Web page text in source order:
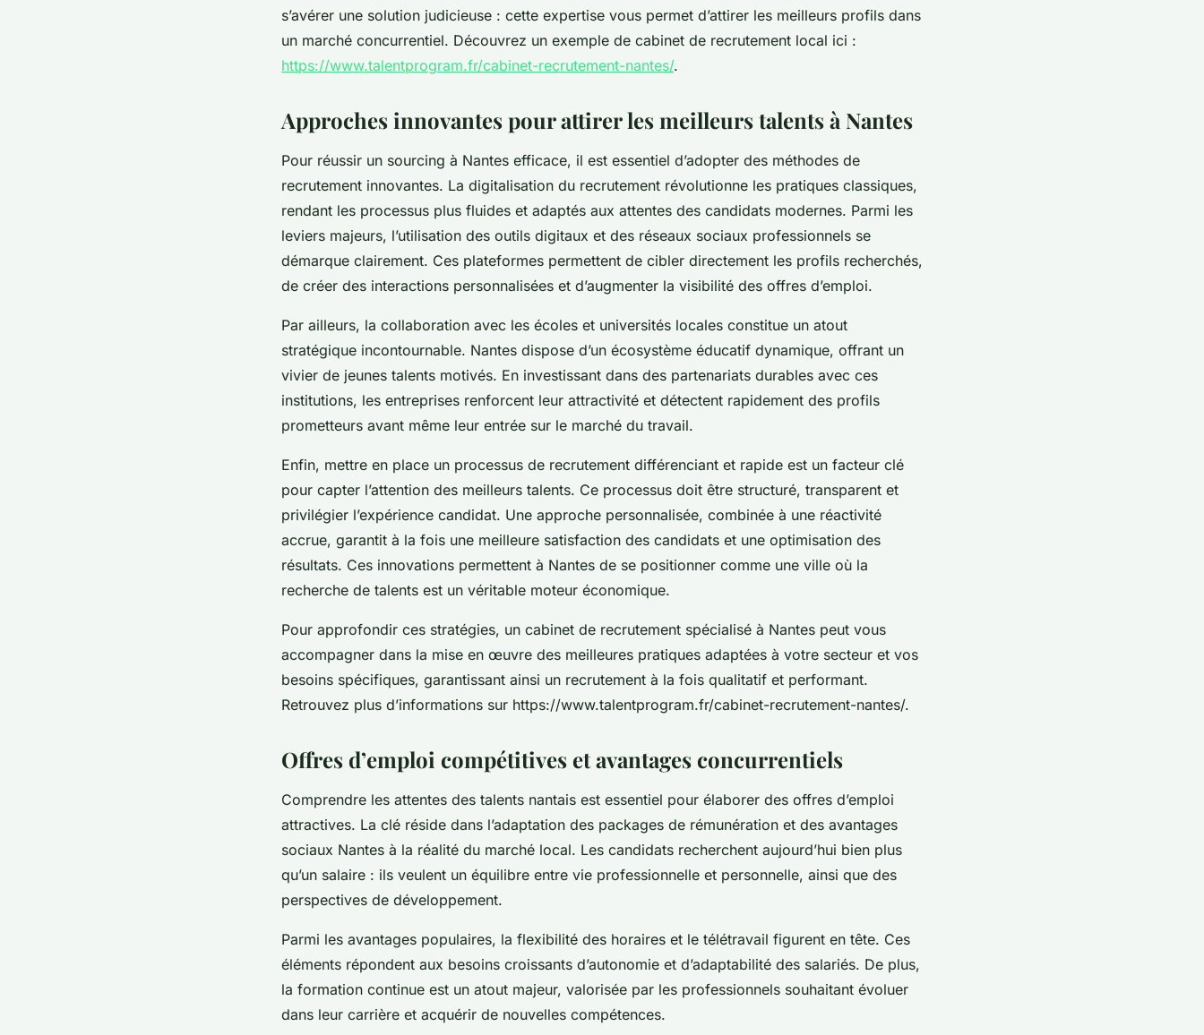
s’avérer une solution judicieuse : cette expertise vous permet d’attirer les meilleurs profils dans
un marché concurrentiel. Découvrez un exemple de cabinet de recrutement local ici :
https://www.talentprogram.fr/cabinet-recrutement-nantes/.
Approches innovantes pour attirer les meilleurs talents à Nantes
Pour réussir un sourcing à Nantes efficace, il est essentiel d’adopter des méthodes de
recrutement innovantes. La digitalisation du recrutement révolutionne les pratiques classiques,
rendant les processus plus fluides et adaptés aux attentes des candidats modernes. Parmi les
leviers majeurs, l’utilisation des outils digitaux et des réseaux sociaux professionnels se
démarque clairement. Ces plateformes permettent de cibler directement les profils recherchés,
de créer des interactions personnalisées et d’augmenter la visibilité des offres d’emploi.
Par ailleurs, la collaboration avec les écoles et universités locales constitue un atout
stratégique incontournable. Nantes dispose d’un écosystème éducatif dynamique, offrant un
vivier de jeunes talents motivés. En investissant dans des partenariats durables avec ces
institutions, les entreprises renforcent leur attractivité et détectent rapidement des profils
prometteurs avant même leur entrée sur le marché du travail.
Enfin, mettre en place un processus de recrutement différenciant et rapide est un facteur clé
pour capter l’attention des meilleurs talents. Ce processus doit être structuré, transparent et
privilégier l’expérience candidat. Une approche personnalisée, combinée à une réactivité
accrue, garantit à la fois une meilleure satisfaction des candidats et une optimisation des
résultats. Ces innovations permettent à Nantes de se positionner comme une ville où la
recherche de talents est un véritable moteur économique.
Pour approfondir ces stratégies, un cabinet de recrutement spécialisé à Nantes peut vous
accompagner dans la mise en œuvre des meilleures pratiques adaptées à votre secteur et vos
besoins spécifiques, garantissant ainsi un recrutement à la fois qualitatif et performant.
Retrouvez plus d’informations sur https://www.talentprogram.fr/cabinet-recrutement-nantes/.
Offres d’emploi compétitives et avantages concurrentiels
Comprendre les attentes des talents nantais est essentiel pour élaborer des offres d’emploi
attractives. La clé réside dans l’adaptation des packages de rémunération et des avantages
sociaux Nantes à la réalité du marché local. Les candidats recherchent aujourd’hui bien plus
qu’un salaire : ils veulent un équilibre entre vie professionnelle et personnelle, ainsi que des
perspectives de développement.
Parmi les avantages populaires, la flexibilité des horaires et le télétravail figurent en tête. Ces
éléments répondent aux besoins croissants d’autonomie et d’adaptabilité des salariés. De plus,
la formation continue est un atout majeur, valorisée par les professionnels souhaitant évoluer
dans leur carrière et acquérir de nouvelles compétences.